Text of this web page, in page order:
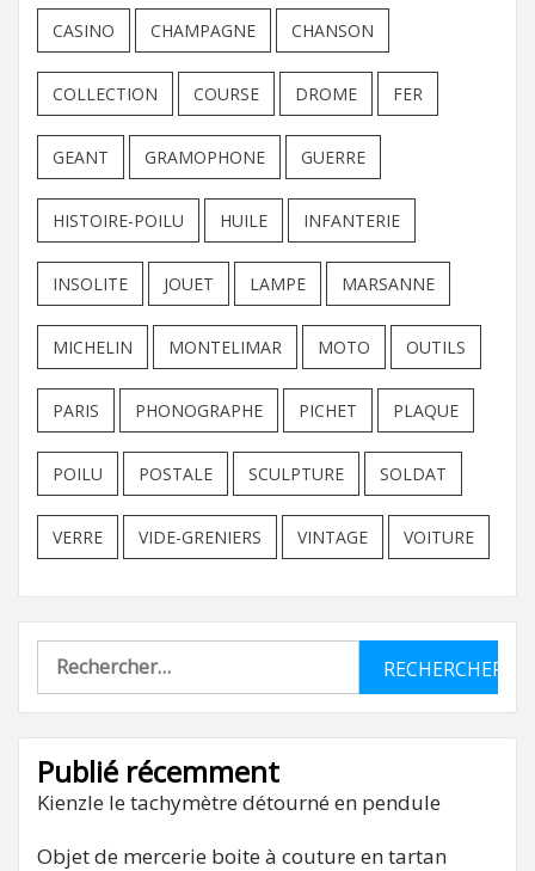
CASINO CHAMPAGNE CHANSON
COLLECTION COURSE DROME FER
GEANT GRAMOPHONE GUERRE
HISTOIRE-POILU HUILE INFANTERIE
INSOLITE JOUET LAMPE MARSANNE
MICHELIN MONTELIMAR MOTO OUTILS
PARIS PHONOGRAPHE PICHET PLAQUE
POILU POSTALE SCULPTURE SOLDAT
VERRE VIDE-GRENIERS VINTAGE VOITURE
Rechercher :
Publié récemment
Kienzle le tachymètre détourné en pendule
Objet de mercerie boite à couture en tartan